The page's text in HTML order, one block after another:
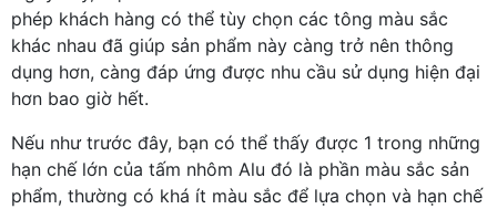
phép khách hàng có thể tùy chọn các tông màu sắc
khác nhau đã giúp sản phẩm này càng trở nên thông
dụng hơn, càng đáp ứng được nhu cầu sử dụng hiện đại
hơn bao giờ hết.
Nếu như trước đây, bạn có thể thấy được 1 trong những
hạn chế lớn của tấm nhôm Alu đó là phần màu sắc sản
phẩm, thường có khá ít màu sắc để lựa chọn và hạn chế